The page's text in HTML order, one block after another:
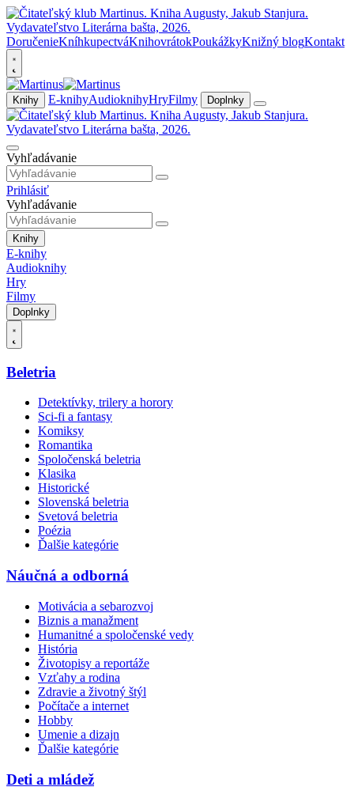
DoručenieKníhkupectváKnihovrátokPoukážkyKnižný blogKontakt
Knihy E-knihyAudioknihyHryFilmy Doplnky
Vyhľadávanie
Prihlásiť
Vyhľadávanie
Knihy
E-knihy
Audioknihy
Hry
Filmy
Doplnky
Beletria
Detektívky, trilery a horory
Sci-fi a fantasy
Komiksy
Romantika
Spoločenská beletria
Klasika
Historické
Slovenská beletria
Svetová beletria
Poézia
Ďalšie kategórie
Náučná a odborná
Motivácia a sebarozvoj
Biznis a manažment
Humanitné a spoločenské vedy
História
Životopisy a reportáže
Vzťahy a rodina
Zdravie a životný štýl
Počítače a internet
Hobby
Umenie a dizajn
Ďalšie kategórie
Deti a mládež